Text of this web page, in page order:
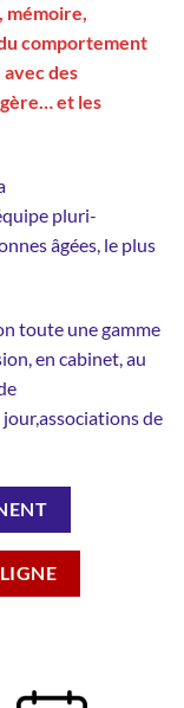
mémoire,
comportement
des
et les
pluri-
âgées, le plus
toute une gamme
en cabinet, au
de